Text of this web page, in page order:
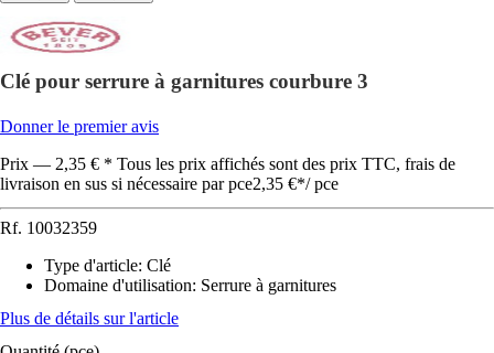
Clé pour serrure à garnitures courbure 3
Donner le premier avis
Prix — 2,35 € * Tous les prix affichés sont des prix TTC, frais de
livraison en sus si nécessaire par pce2,35 €*/ pce
Rf. 10032359
Type d'article: Clé
Domaine d'utilisation: Serrure à garnitures
Plus de détails sur l'article